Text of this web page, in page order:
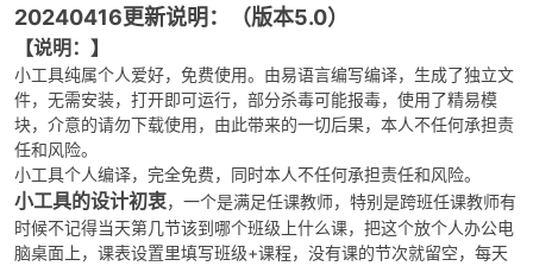
20240416更新说明：（版本5.0）
【说明：】
小工具纯属个人爱好，免费使用。由易语言编写编译，生成了独立文
件，无需安装，打开即可运行，部分杀毒可能报毒，使用了精易模
块，介意的请勿下载使用，由此带来的一切后果，本人不任何承担责
任和风险。
小工具个人编译，完全免费，同时本人不任何承担责任和风险。
小工具的设计初衷，一个是满足任课教师，特别是跨班任课教师有
时候不记得当天第几节该到哪个班级上什么课，把这个放个人办公电
脑桌面上，课表设置里填写班级+课程，没有课的节次就留空，每天